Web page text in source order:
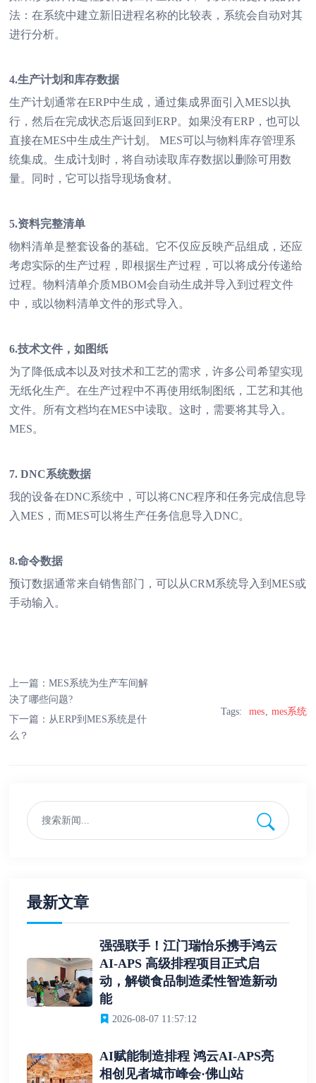
法：在系统中建立新旧进程名称的比较表，系统会自动对其
进行分析。
4.生产计划和库存数据
生产计划通常在ERP中生成，通过集成界面引入MES以执
行，然后在完成状态后返回到ERP。如果没有ERP，也可以
直接在MES中生成生产计划。 MES可以与物料库存管理系
统集成。生成计划时，将自动读取库存数据以删除可用数
量。同时，它可以指导现场食材。
5.资料完整清单
物料清单是整套设备的基础。它不仅应反映产品组成，还应
考虑实际的生产过程，即根据生产过程，可以将成分传递给
过程。物料清单介质MBOM会自动生成并导入到过程文件
中，或以物料清单文件的形式导入。
6.技术文件，如图纸
为了降低成本以及对技术和工艺的需求，许多公司希望实现
无纸化生产。在生产过程中不再使用纸制图纸，工艺和其他
文件。所有文档均在MES中读取。这时，需要将其导入。
MES。
7. DNC系统数据
我的设备在DNC系统中，可以将CNC程序和任务完成信息导
入MES，而MES可以将生产任务信息导入DNC。
8.命令数据
预订数据通常来自销售部门，可以从CRM系统导入到MES或
手动输入。
上一篇：MES系统为生产车间解
决了哪些问题?
下一篇： 从ERP到MES系统是什
么？
Tags: mes mes系统
最新文章
强强联手！江门瑞怡乐携手鸿云
AI-APS 高级排程项目正式启
动，解锁食品制造柔性智造新动
能
2026-08-07 11:57:12
AI赋能制造排程 鸿云AI-APS亮
相创见者城市峰会·佛山站